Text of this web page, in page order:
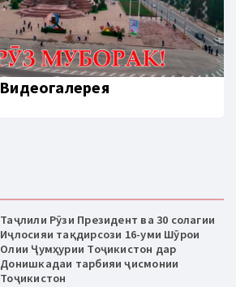
Видеогалерея
Таҷлили Рӯзи Президент ва 30 солагии
Иҷлосияи тақдирсози 16-уми Шӯрои
Олии Ҷумҳурии Тоҷикистон дар
Донишкадаи тарбияи ҷисмонии
Тоҷикистон